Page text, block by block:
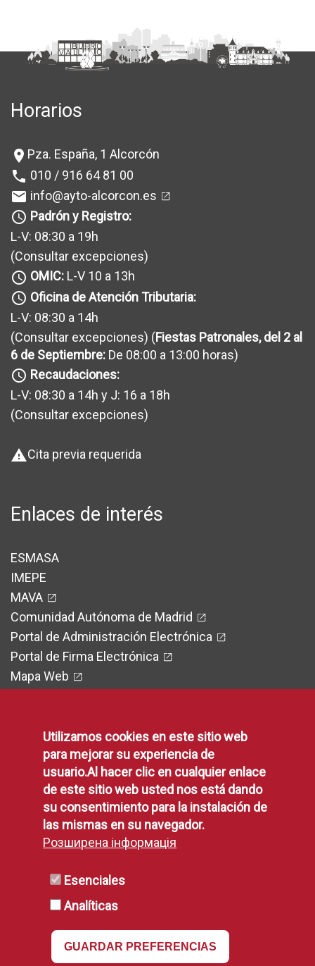
Horarios
location_on Pza. España, 1 Alcorcón
phone 010 / 916 64 81 00
mail info@ayto-alcorcon.es
query_builder Padrón y Registro:
L-V: 08:30 a 19h
(Consultar excepciones)
query_builder OMIC: L-V 10 a 13h
query_builder Oficina de Atención Tributaria:
L-V: 08:30 a 14h
(Consultar excepciones) (Fiestas Patronales, del 2 al
6 de Septiembre: De 08:00 a 13:00 horas)
query_builder Recaudaciones:
L-V: 08:30 a 14h y J: 16 a 18h
(Consultar excepciones)
warningCita previa requerida
Enlaces de interés
ESMASA
IMEPE
MAVA
Comunidad Autónoma de Madrid
Portal de Administración Electrónica
Portal de Firma Electrónica
Mapa Web
Legal
Protección de Datos
Política de Privacidad
Aviso Legal
Declaración de Accesibilidad
Política de Cookies
Utilizamos cookies en este sitio web
para mejorar su experiencia de
usuario.Al hacer clic en cualquier enlace
de este sitio web usted nos está dando
su consentimiento para la instalación de
las mismas en su navegador.
Розширена інформація
Esenciales
Analíticas
GUARDAR PREFERENCIAS